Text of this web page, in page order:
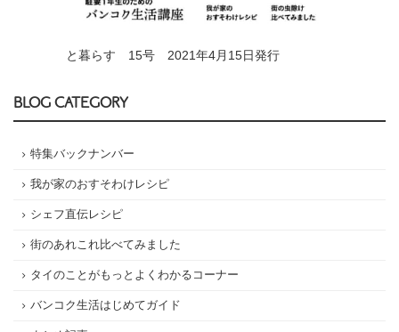
と暮らす 15号 2021年4月15日発行
BLOG CATEGORY
特集バックナンバー
我が家のおすそわけレシピ
シェフ直伝レシピ
街のあれこれ比べてみました
タイのことがもっとよくわかるコーナー
バンコク生活はじめてガイド